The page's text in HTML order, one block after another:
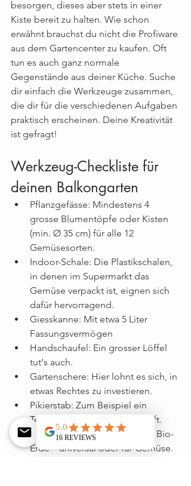
besorgen, dieses aber stets in einer
Kiste bereit zu halten. Wie schon
erwähnt brauchst du nicht die Profiware
aus dem Gartencenter zu kaufen. Oft
tun es auch ganz normale
Gegenstände aus deiner Küche. Suche
dir einfach die Werkzeuge zusammen,
die dir für die verschiedenen Aufgaben
praktisch erscheinen. Deine Kreativität
ist gefragt!
Werkzeug-Checkliste für
deinen Balkongarten
Pflanzgefässe: Mindestens 4
grosse Blumentöpfe oder Kisten
(min. Ø 35 cm) für alle 12
Gemüsesorten.
Indoor-Schale: Die Plastikschalen,
in denen im Supermarkt das
Gemüse verpackt ist, eignen sich
dafür hervorragend.
Giesskanne: Mit etwa 5 Liter
Fassungsvermögen
Handschaufel: Ein grosser Löffel
tut‘s auch.
Gartenschere: Hier lohnt es sich, in
etwas Rechtes zu investieren.
Pikierstab: Zum Beispiel ein
Teelöffelstiel oder ein Farbstift.
Erde: Wir empfehlen torffreie Bio-
Erde – universal oder für Gemüse.